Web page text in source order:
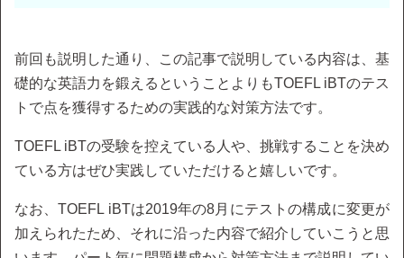
前回も説明した通り、この記事で説明している内容は、基
礎的な英語力を鍛えるということよりもTOEFL iBTのテス
トで点を獲得するための実践的な対策方法です。
TOEFL iBTの受験を控えている人や、挑戦することを決め
ている方はぜひ実践していただけると嬉しいです。
なお、TOEFL iBTは2019年の8月にテストの構成に変更が
加えられたため、それに沿った内容で紹介していこうと思